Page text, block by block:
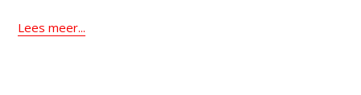
Lees meer...